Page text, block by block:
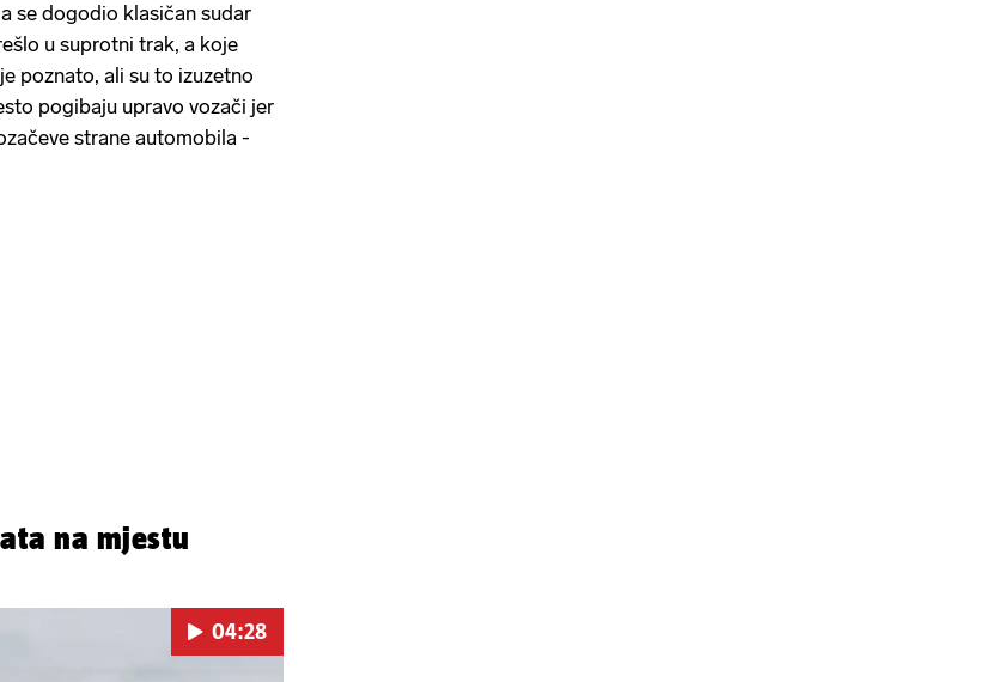
se dogodio klasičan sudar
u suprotni trak, a koje
poznato, ali su to izuzetno
pogibaju upravo vozači jer
strane automobila -
na mjestu
04:28